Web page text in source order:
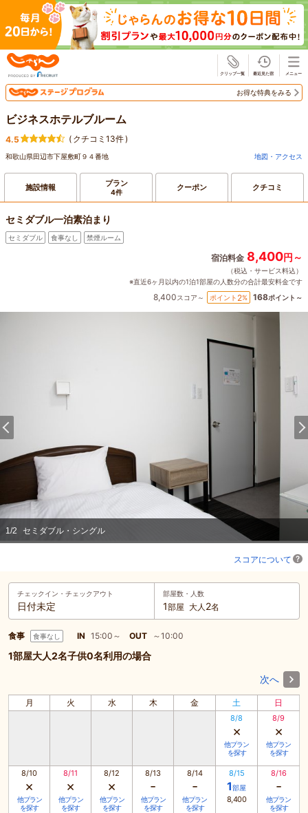
お得な特典をみる
ビジネスホテルブルーム
4.5 ( クチコミ13件)
和歌山県田辺市下屋敷町９４番地 地図・アクセス
施設情報 プラン
4件 クーポン クチコミ
セミダブル一泊素泊まり
セミダブル 食事なし 禁煙ルーム
宿泊料金 8,400円～
（税込・サービス料込）
※直近6ヶ月以内の1泊1部屋の人数分の合計最安料金です
8,400スコア～ ポイント 2% 168ポイント～
1/2 セミダブル・シングル
スコアについて
チェックイン・ チェックアウト
日付未定
部屋数・人数
1部屋 大人 2名
食事 食事なし IN 15:00～ OUT ～10:00
1部屋大人2名子供0名利用の場合
次へ
月 火 水 木 金 土 日
8/8
×
他プラン
を探す
8/9
×
他プラン
を探す
8/10
×
他プラン
を探す
8/11
×
他プラン
を探す
8/12
×
他プラン
を探す
8/13
-
他プラン
を探す
8/14
-
他プラン
を探す
8/15
1部屋
8,400
8/16
-
他プラン
を探す